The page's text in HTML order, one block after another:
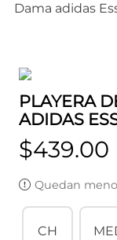
Dama adidas
PLAYERA
ADIDAS
$439.00
Quedan
CH